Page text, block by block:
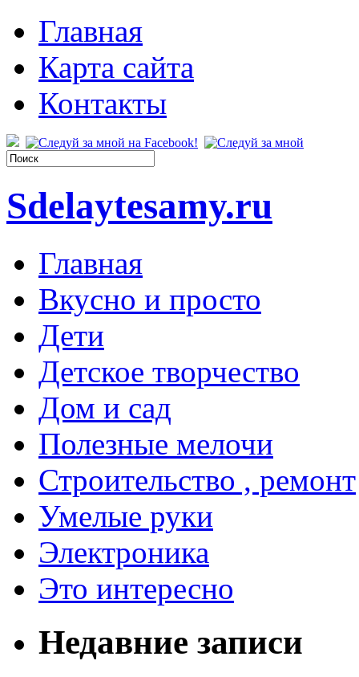
Главная
Карта сайта
Контакты
Sdelaytesamy.ru
Главная
Вкусно и просто
Дети
Детское творчество
Дом и сад
Полезные мелочи
Строительство , ремонт
Умелые руки
Электроника
Это интересно
Недавние записи